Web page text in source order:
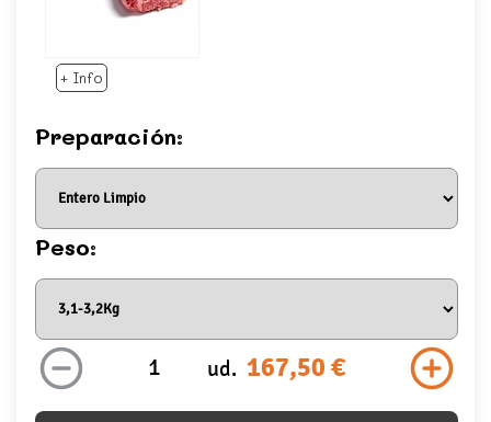
+ Info
Preparación:
Peso:
ud. 167,50 €